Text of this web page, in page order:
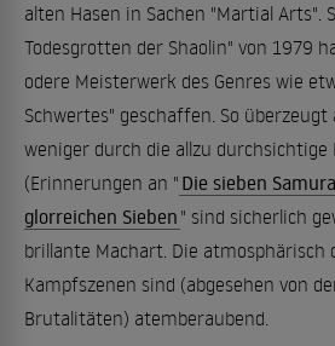
alten Hasen in Sachen "Martial Arts".
Todesgrotten der Shaolin" von 1979
odere Meisterwerk des Genres wie
Schwertes" geschaffen. So überzeugt
weniger durch die allzu durchsichtige
(Erinnerungen an " Die sieben
glorreichen Sieben " sind sicherlich
brillante Machart. Die atmosphärisch
Kampfszenen sind (abgesehen von
Brutalitäten) atemberaubend.